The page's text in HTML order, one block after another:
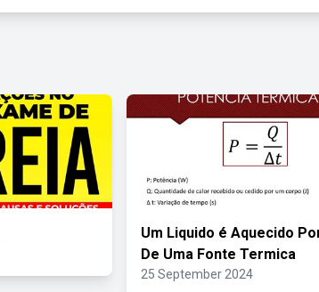
Um Liquido é Aquecido
De Uma Fonte Termica
25 September 2024